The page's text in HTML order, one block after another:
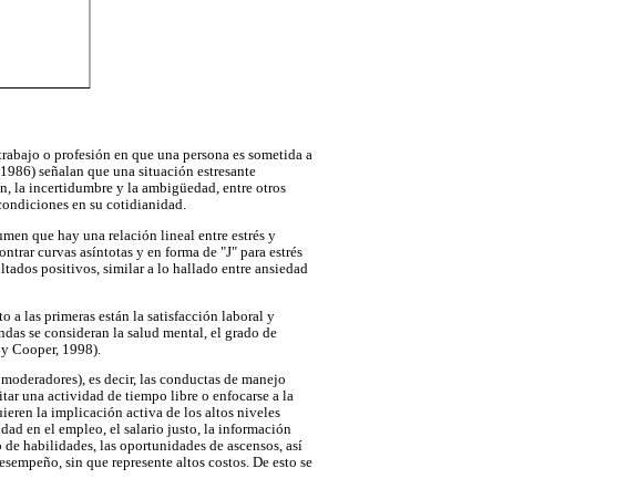
o profesión en que una persona es sometida a
señalan que una situación estresante
la incertidumbre y la ambigüedad, entre otros
en su cotidianidad.
que hay una relación lineal entre estrés y
curvas asíntotas y en forma de "J" para estrés
positivos, similar a lo hallado entre ansiedad
a las primeras están la satisfacción laboral y
se consideran la salud mental, el grado de
Cooper, 1998).
es decir, las conductas de manejo
una actividad de tiempo libre o enfocarse a la
la implicación activa de los altos niveles
en el empleo, el salario justo, la información
habilidades, las oportunidades de ascensos, así
sin que represente altos costos. De esto se